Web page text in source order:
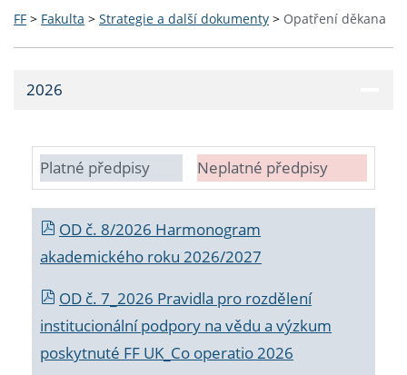
FF > Fakulta > Strategie a další dokumenty > Opatření děkana
2026
Platné předpisy Neplatné předpisy
OD č. 8/2026 Harmonogram
akademického roku 2026/2027
OD č. 7_2026 Pravidla pro rozdělení
institucionální podpory na vědu a výzkum
poskytnuté FF UK_Co operatio 2026